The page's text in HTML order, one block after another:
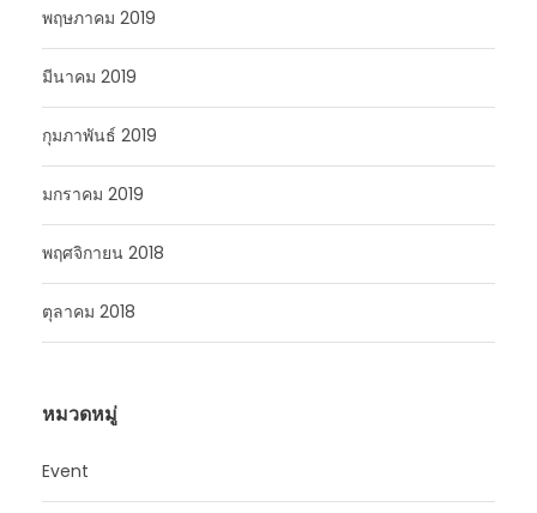
พฤษภาคม 2019
มีนาคม 2019
กุมภาพันธ์ 2019
มกราคม 2019
พฤศจิกายน 2018
ตุลาคม 2018
หมวดหมู่
Event